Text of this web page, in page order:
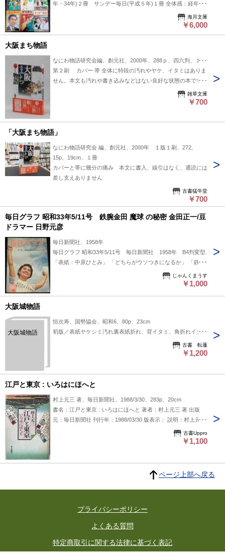
年・34年)２冊 サンデー毎日(平成５年)１冊 全体感：経年感
あり(ヤケ 表紙・裏表紙イタミ、欠けあり） 正田美智子さ
ん テニスコート がしんたれ(小磯良平・絵) 大坂城物語
黒い画集 東芝テレビリモコン(遠隔操作装置)3mコード付き
海月文庫
￥6,000
大阪まち物語
なにわ物語研究会編、創元社、2000年、288ｐ、四六判、１冊
第２刷 カバー 帯 全体に特段の汚れやヤケ、イタミはありま
せん。本文も汚れや書き込みなどはない良好な状態の本です。
誰かに話したいまち大阪 誰かと歩きたいまち大阪 都市の記
雑草文庫
￥700
「大阪まち物語」
なにわ物語研究会 編、創元社、2000年 １版１刷、272,
15p、19cm、１冊
カバーと帯に幾分の痛み 本文に書入、線引はなく、通読には
差し支えありません
古書猛牛堂
￥700
毎日グラフ 昭和33年5/11号 鉄腕金田 魔球 の秘密 金田正一/豆
ドラマー 日野元彦
毎日新聞社、1958年
毎日グラフ 昭和33年5/11号 毎日新聞社 1958年 B4判変型.
「表紙：中原ひとみ」 「どちらがウソつきになるか」 「鉄腕
金田 魔球 の秘密／国鉄スワローズ／金田正一」 「豆ドラマー
は叩く／日野元彦」 「人間模様：黄金週間かく斗う」 「対
状態■並～並下 表紙少汚れシミ、少折れ目シワ、少ヤケ、端
破れ少欠、本文少シミ、端折れ目、端少破れ、小口ヤケシミ.
じゃんくまうす
￥1,000
大阪城物語
大阪城物語
恒次寿、国勢協会、昭和6、80p、23cm
初版／表紙ヤケシミ汚れ裏表紙折れ、背イタミ、角折れイタミ
古書 転蓬
￥1,200
江戸と東京 : いろはにほへと
村上元三 著、毎日新聞社、1988/3/30、283p、20cm
書名：江戸と東京 : いろはにほへと 著者：村上元三 著 出版
元：毎日新聞社 刊行年：1988/03/30 版表示： 説明：村上元三
による『江戸と東京 : いろはにほへと』は、江戸時代から現代
の東京にかけての変遷をテーマにした一冊です。1988年に毎
多角的に江戸と東京を捉え、歴史や文化の基礎知識として取り
組みやすい内容と推察されます。歴史に関心のある方や江戸と
東京のつながりを知りたい読者に向いているかもしれません。
古書Uppro
￥1,100
ページ上部へ戻る
プライバシーポリシー
よくある質問
特定商取引に関する法律に基づく表記